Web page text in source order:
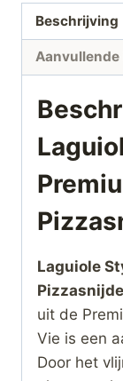
Beschrijving
Laguiole
uit de
Vie is een
Door het